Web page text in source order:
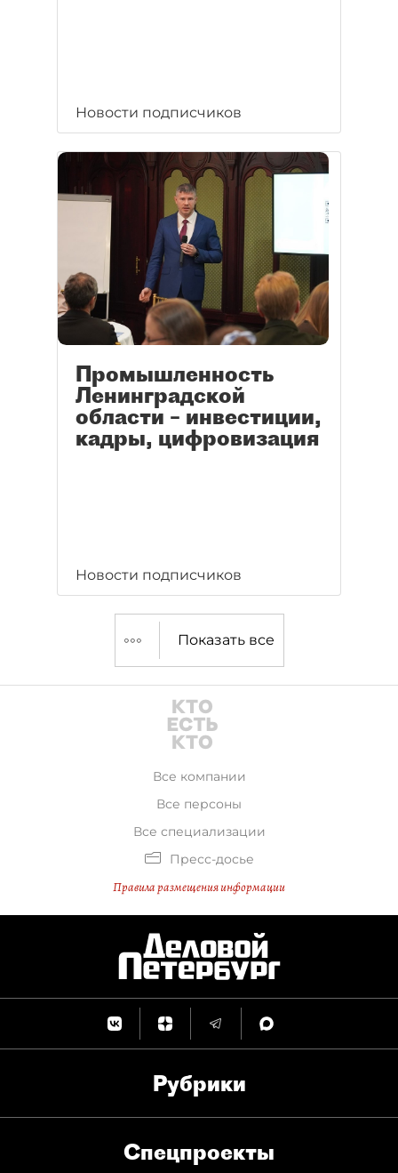
Новости подписчиков
Промышленность
Ленинградской
области – инвестиции,
кадры, цифровизация
Новости подписчиков
Показать все
Все компании
Все персоны
Все специализации
Пресс-досье
Правила размещения информации
Рубрики
Спец­проекты